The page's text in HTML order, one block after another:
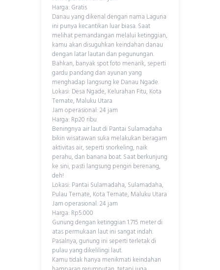
Harga: Gratis
Danau yang dikenal dengan nama Laguna
ini punya kecantikan luar biasa. Saat
melihat pemandangan melalui ketinggian,
kamu akan disuguhkan keindahan danau
dengan latar lautan dan pegunungan.
Bahkan, banyak spot foto menarik, seperti
gardu pandang dan ayunan yang
menghadap langsung ke Danau Ngade.
Lokasi: Desa Ngade, Kelurahan Fitu, Kota
Ternate, Maluku Utara
Jam operasional: 24 jam
Harga: Rp20 ribu
Beningnya air laut di Pantai Sulamadaha
bikin wisatawan suka melakukan beragam
aktivitas air, seperti snorkeling, naik
perahu, dan banana boat. Saat berkunjung
ke sini, pasti langsung pengin berenang,
deh!
Lokasi: Pantai Sulamadaha, Sulamadaha,
Pulau Ternate, Kota Ternate, Maluku Utara
Jam operasional: 24 jam
Harga: Rp5.000
Gunung dengan ketinggian 1.715 meter di
atas permukaan laut ini sangat indah.
Pasalnya, gunung ini seperti terletak di
pulau yang dikelilingi laut.
Kamu tidak hanya menikmati keindahan